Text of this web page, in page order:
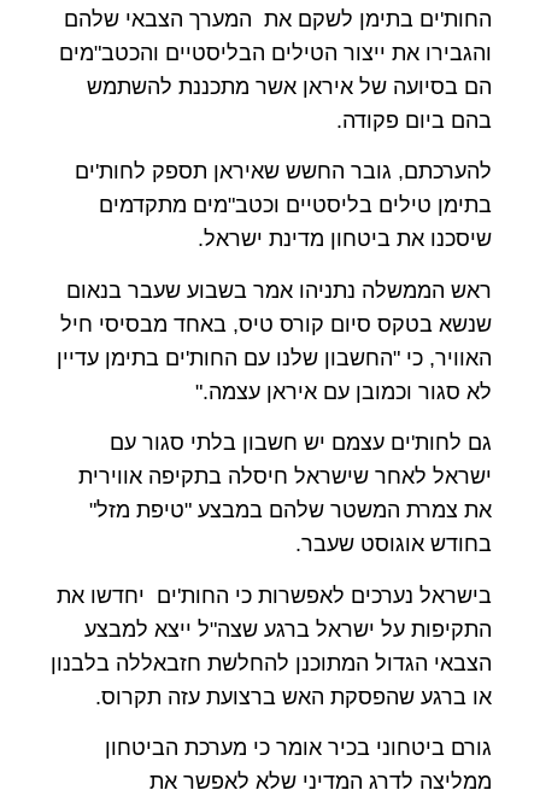
החות'ים בתימן לשקם את המערך הצבאי שלהם
והגבירו את ייצור הטילים הבליסטיים והכטב"מים
הם בסיועה של איראן אשר מתכננת להשתמש
בהם ביום פקודה.
להערכתם, גובר החשש שאיראן תספק לחות'ים
בתימן טילים בליסטיים וכטב"מים מתקדמים
שיסכנו את ביטחון מדינת ישראל.
ראש הממשלה נתניהו אמר בשבוע שעבר בנאום
שנשא בטקס סיום קורס טיס, באחד מבסיסי חיל
האוויר, כי "החשבון שלנו עם החות'ים בתימן עדיין
לא סגור וכמובן עם איראן עצמה."
גם לחות'ים עצמם יש חשבון בלתי סגור עם
ישראל לאחר שישראל חיסלה בתקיפה אווירית
את צמרת המשטר שלהם במבצע "טיפת מזל"
בחודש אוגוסט שעבר.
בישראל נערכים לאפשרות כי החות'ים יחדשו את
התקיפות על ישראל ברגע שצה"ל ייצא למבצע
הצבאי הגדול המתוכנן להחלשת חזבאללה בלבנון
או ברגע שהפסקת האש ברצועת עזה תקרוס.
גורם ביטחוני בכיר אומר כי מערכת הביטחון
ממליצה לדרג המדיני שלא לאפשר את